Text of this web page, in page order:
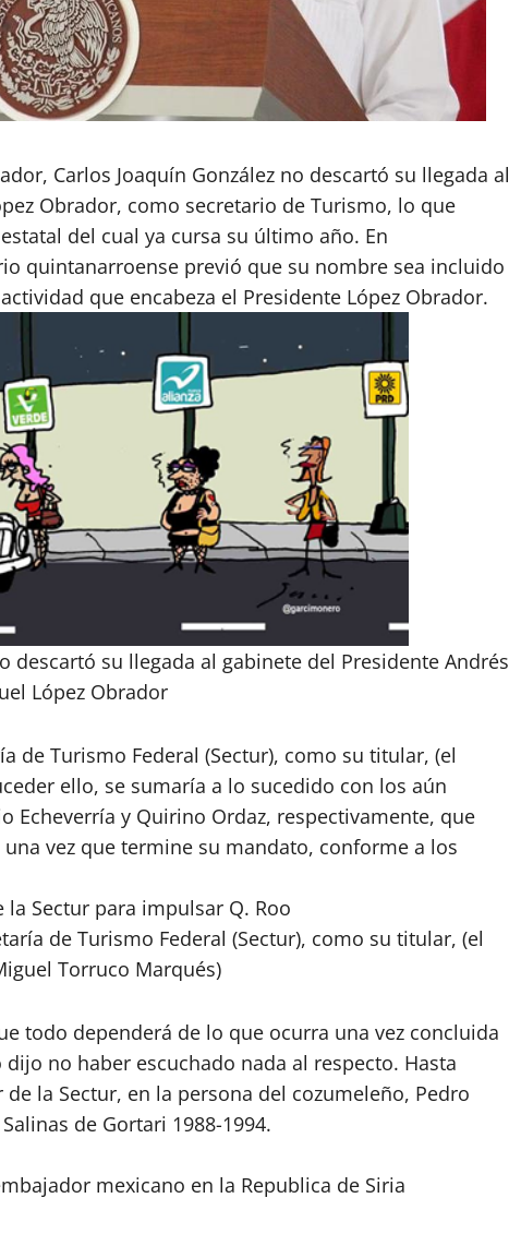
Carlos Joaquín González no descartó su llegada al
Obrador, como secretario de Turismo, lo que
del cual ya cursa su último año. En
quintanarroense previó que su nombre sea incluido
que encabeza el Presidente López Obrador.
descartó su llegada al gabinete del Presidente Andrés
López Obrador
de Turismo Federal (Sectur), como su titular, (el
ello, se sumaría a lo sucedido con los aún
Echeverría y Quirino Ordaz, respectivamente, que
vez que termine su mandato, conforme a los
de Turismo Federal (Sectur), como su titular, (el
Torruco Marqués)
todo dependerá de lo que ocurra una vez concluida
no haber escuchado nada al respecto. Hasta
la Sectur, en la persona del cozumeleño, Pedro
de Gortari 1988-1994.
mexicano en la Republica de Siria